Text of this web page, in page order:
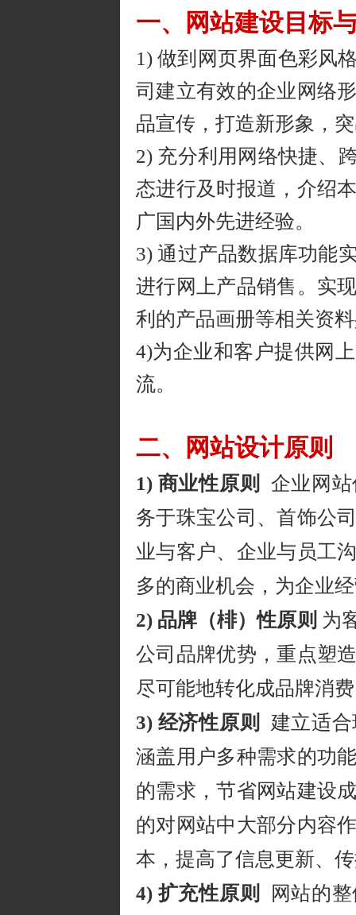
一、网站建设目标
1) 做到网页界面色彩风
司建立有效的企业网络
品宣传，打造新形象，
2) 充分利用网络快捷、
态进行及时报道，介绍
广国内外先进经验。
3) 通过产品数据库功能
进行网上产品销售。实
利的产品画册等相关资
4)为企业和客户提供网
流。
二、网站设计原则
1) 商业性原则 企业网
务于珠宝公司、首饰公
业与客户、企业与员工
多的商业机会，为企业
2) 品牌（棑）性原则 为
公司品牌优势，重点塑
尽可能地转化成品牌消
3) 经济性原则 建立适
涵盖用户多种需求的功
的需求，节省网站建设
的对网站中大部分内容
本，提高了信息更新、
4) 扩充性原则
网站的